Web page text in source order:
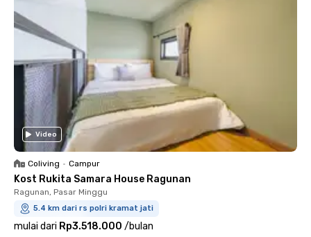
Video
Coliving • Campur
Kost Rukita Samara House Ragunan
Ragunan, Pasar Minggu
5.4 km dari rs polri kramat jati
mulai dari Rp3.518.000 /bulan